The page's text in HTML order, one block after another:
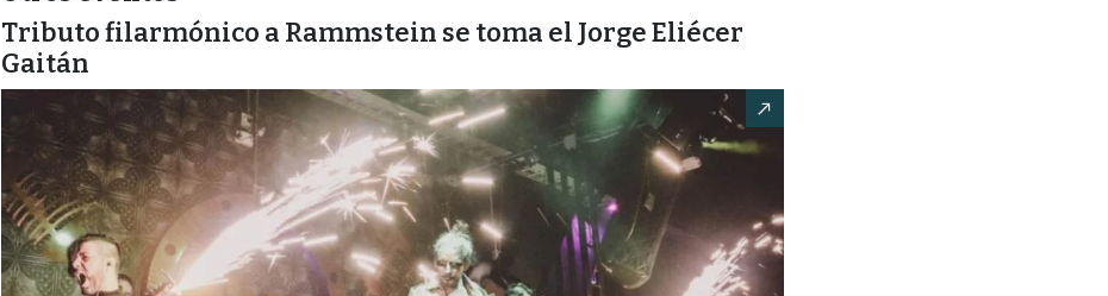
Tributo filarmónico a Rammstein se toma el Jorge Eliécer
Gaitán